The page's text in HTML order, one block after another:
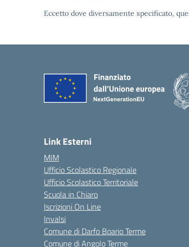
Eccetto dove diversamente specificato,
Link Esterni
MIM
Ufficio Scolastico Regionale
Ufficio Scolastico Territoriale
Scuola in Chiaro
Iscrizioni On Line
Invalsi
Comune di Darfo Boario Terme
Comune di Angolo Terme